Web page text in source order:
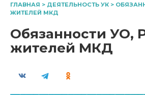
ГЛАВНАЯ > ДЕЯТЕЛЬНОСТЬ УК >
ЖИТЕЛЕЙ МКД
Обязанности УО,
жителей МКД